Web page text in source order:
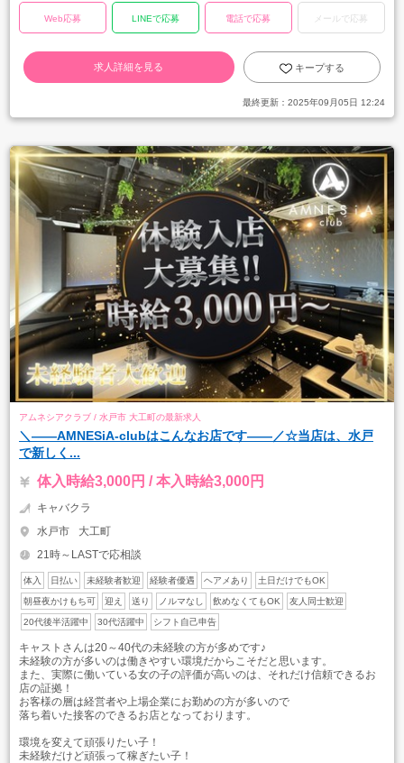
Web応募 LINEで応募 電話で応募 メールで応募
求人詳細を見る キープする
最終更新： 2025年09月05日 12:24
アムネシアクラブ / 水戸市 大工町の最新求人
＼――AMNESiA-clubはこんなお店です――／☆当店は、水戸
で新しく...
体入時給3,000円 / 本入時給3,000円
キャバクラ
水戸市
大工町
21時～LASTで応相談
体入 日払い 未経験者歓迎 経験者優遇 ヘアメあり 土日だけでもOK
朝昼夜かけもち可 迎え 送り ノルマなし 飲めなくてもOK 友人同士歓迎
20代後半活躍中 30代活躍中 シフト自己申告
キャストさんは20～40代の未経験の方が多めです♪
未経験の方が多いのは働きやすい環境だからこそだと思います。
また、実際に働いている女の子の評価が高いのは、それだけ信頼できるお
店の証拠！
お客様の層は経営者や上場企業にお勤めの方が多いので
落ち着いた接客のできるお店となっております。
環境を変えて頑張りたい子！
未経験だけど頑張って稼ぎたい子！